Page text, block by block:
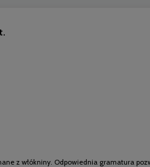
z włókniny. Odpowiednia gramatura